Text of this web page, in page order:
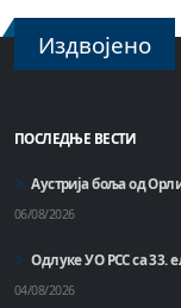
Издвојено
ПОСЛЕДЊЕ ВЕСТИ
Аустрија боља од
06/08/2026
Одлуке УО РСС са 33.
04/08/2026